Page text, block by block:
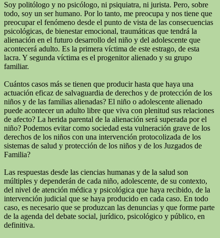
Soy politólogo y no psicólogo, ni psiquiatra, ni jurista. Pero, sobre
todo, soy un ser humano. Por lo tanto, me preocupa y nos tiene que
preocupar el fenómeno desde el punto de vista de las consecuencias
psicológicas, de bienestar emocional, traumáticas que tendrá la
alienación en el futuro desarrollo del niño y del adolescente que
acontecerá adulto. Es la primera víctima de este estrago, de esta
lacra. Y segunda víctima es el progenitor alienado y su grupo
familiar.
Cuántos casos más se tienen que producir hasta que haya una
actuación eficaz de salvaguardia de derechos y de protección de los
niños y de las familias alienadas? El niño o adolescente alienado
puede acontecer un adulto libre que viva con plenitud sus relaciones
de afecto? La herida parental de la alienación será superada por el
niño? Podemos evitar como sociedad esta vulneración grave de los
derechos de los niños con una intervención protocolizada de los
sistemas de salud y protección de los niños y de los Juzgados de
Familia?
Las respuestas desde las ciencias humanas y de la salud son
múltiples y dependerán de cada niño, adolescente, de su contexto,
del nivel de atención médica y psicológica que haya recibido, de la
intervención judicial que se haya producido en cada caso. En todo
caso, es necesario que se produzcan las denuncias y que forme parte
de la agenda del debate social, jurídico, psicológico y público, en
definitiva.